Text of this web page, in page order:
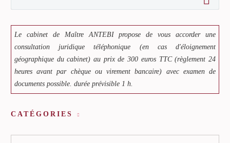
Le cabinet de Maître ANTEBI propose de vous accorder une
consultation juridique téléphonique (en cas d'éloignement
géographique du cabinet) au prix de 300 euros TTC (règlement 24
heures avant par chèque ou virement bancaire) avec examen de
documents possible. durée prévisible 1 h.
CATÉGORIES